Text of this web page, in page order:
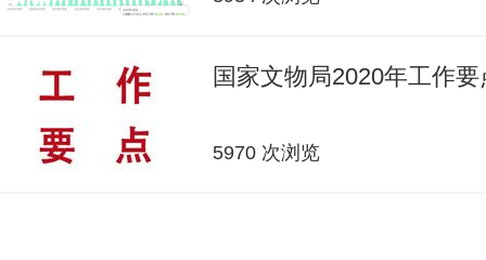
国家文物局2020年工作要
5970 次浏览